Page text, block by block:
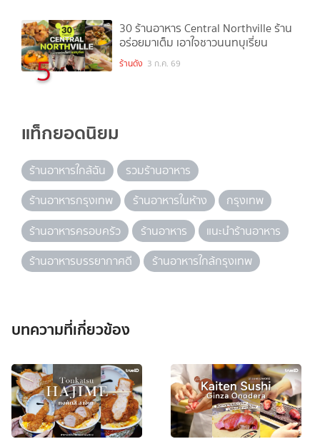
5
30 ร้านอาหาร Central Northville ร้าน
อร่อยมาเต็ม เอาใจชาวนนทบุเรี่ยน
ร้านดัง 3 ก.ค. 69
แท็กยอดนิยม
ร้านอาหารใกล้ฉัน
รวมร้านอาหาร
ร้านอาหารกรุงเทพ
ร้านอาหารในห้าง
กรุงเทพ
ร้านอาหารครอบครัว
ร้านอาหาร
แนะนำร้านอาหาร
ร้านอาหารบรรยากาศดี
ร้านอาหารใกล้กรุงเทพ
บทความที่เกี่ยวข้อง